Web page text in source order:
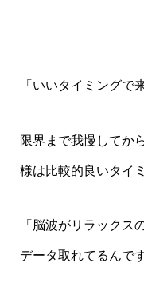
「いいタイミングで
限界まで我慢してか
様は比較的良いタイ
「脳波がリラックス
データ取れてるんで